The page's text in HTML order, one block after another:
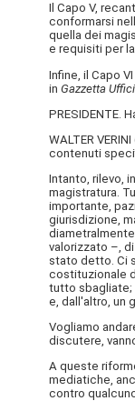
Il Capo V,
conformarsi
quella dei
e requisiti per
Infine, il Capo
in Gazzetta
PRESIDENTE.
WALTER VERINI
contenuti
Intanto, rilevo,
magistratura.
importante,
giurisdizione,
valorizzato –,
stato detto. Ci
costituzionale
tutto sbagliate;
e, dall'altro, un
Vogliamo
discutere,
A queste
mediatiche,
contro